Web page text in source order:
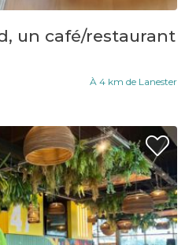
un café/restaurant
À 4 km de Lanester